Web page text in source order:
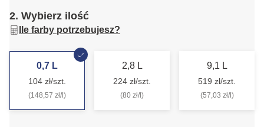
2. Wybierz ilość
Ile farby potrzebujesz?
0,7 L
104 zł/szt.
(148,57 zł/l)
2,8 L
224 zł/szt.
(80 zł/l)
9,1 L
519 zł/szt.
(57,03 zł/l)